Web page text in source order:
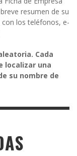
resumen de su
los teléfonos, e-
Cada
localizar una
su nombre de